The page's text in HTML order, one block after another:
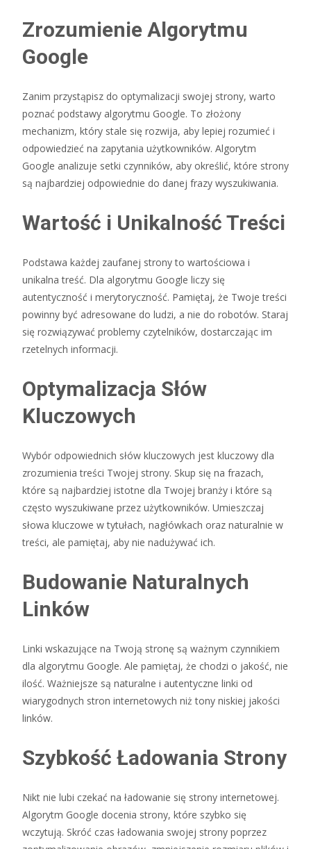
Zrozumienie Algorytmu
Google
Zanim przystąpisz do optymalizacji swojej strony, warto
poznać podstawy algorytmu Google. To złożony
mechanizm, który stale się rozwija, aby lepiej rozumieć i
odpowiedzieć na zapytania użytkowników. Algorytm
Google analizuje setki czynników, aby określić, które strony
są najbardziej odpowiednie do danej frazy wyszukiwania.
Wartość i Unikalność Treści
Podstawa każdej zaufanej strony to wartościowa i
unikalna treść. Dla algorytmu Google liczy się
autentyczność i merytoryczność. Pamiętaj, że Twoje treści
powinny być adresowane do ludzi, a nie do robotów. Staraj
się rozwiązywać problemy czytelników, dostarczając im
rzetelnych informacji.
Optymalizacja Słów
Kluczowych
Wybór odpowiednich słów kluczowych jest kluczowy dla
zrozumienia treści Twojej strony. Skup się na frazach,
które są najbardziej istotne dla Twojej branży i które są
często wyszukiwane przez użytkowników. Umieszczaj
słowa kluczowe w tytułach, nagłówkach oraz naturalnie w
treści, ale pamiętaj, aby nie nadużywać ich.
Budowanie Naturalnych
Linków
Linki wskazujące na Twoją stronę są ważnym czynnikiem
dla algorytmu Google. Ale pamiętaj, że chodzi o jakość, nie
ilość. Ważniejsze są naturalne i autentyczne linki od
wiarygodnych stron internetowych niż tony niskiej jakości
linków.
Szybkość Ładowania Strony
Nikt nie lubi czekać na ładowanie się strony internetowej.
Algorytm Google docenia strony, które szybko się
wczytują. Skróć czas ładowania swojej strony poprzez